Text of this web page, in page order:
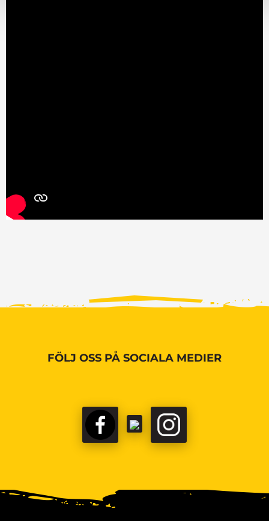
FÖLJ OSS PÅ SOCIALA MEDIER